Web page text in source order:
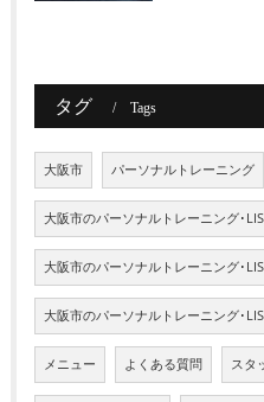
タグ Tags
大阪市 パーソナルトレーニング
大阪市のパーソナルトレーニング･
大阪市のパーソナルトレーニング･
大阪市のパーソナルトレーニング･
メニュー よくある質問 スタ